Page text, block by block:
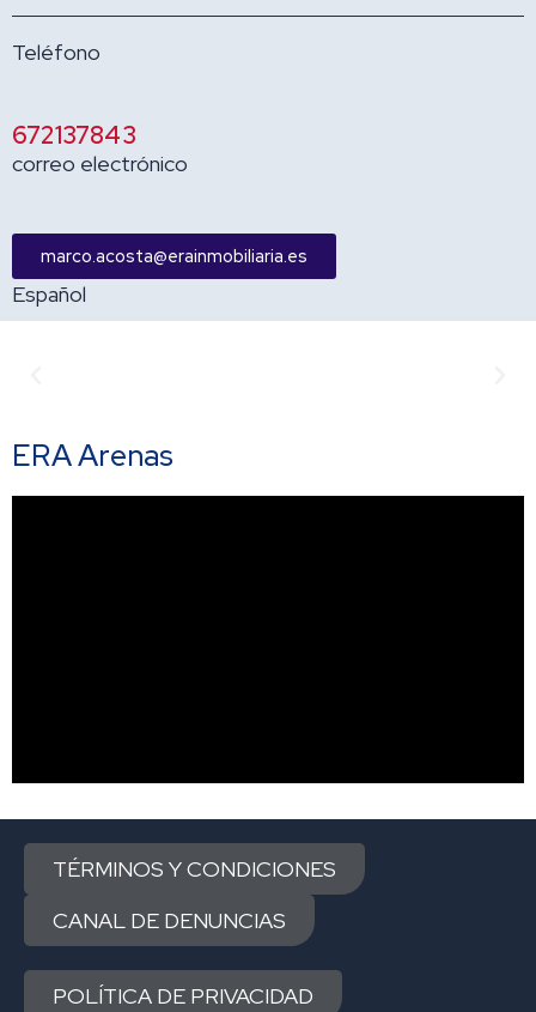
Teléfono
672137843
correo electrónico
marco.acosta@erainmobiliaria.es
Español
ERA Arenas
TÉRMINOS Y CONDICIONES
CANAL DE DENUNCIAS
POLÍTICA DE PRIVACIDAD